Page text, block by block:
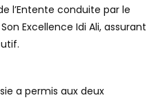
l’Entente conduite par le
Excellence Idi Ali, assurant
a permis aux deux